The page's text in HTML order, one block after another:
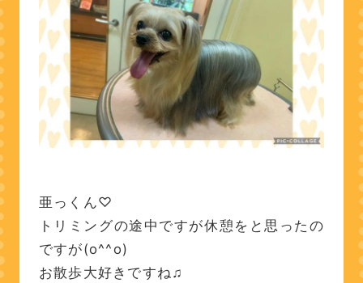
亜っくん♡
トリミングの途中ですが休憩をと思ったの
ですが(o^^o)
お散歩大好きですね♫